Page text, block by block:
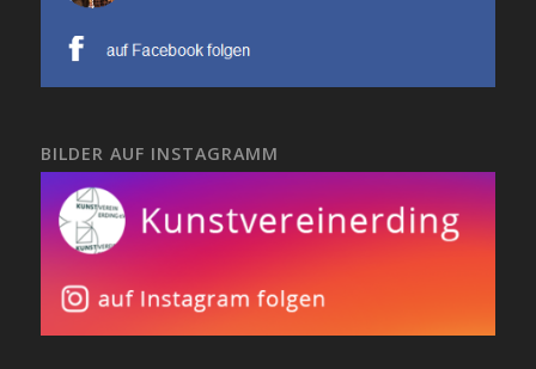
BILDER AUF INSTAGRAMM